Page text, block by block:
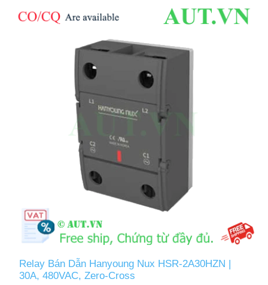
Relay Bán Dẫn Hanyoung Nux HSR-2A30HZN |
30A, 480VAC, Zero-Cross